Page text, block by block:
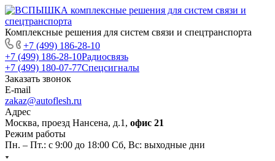
Комплексные решения для систем связи и спецтранспорта
+7 (499) 186-28-10
+7 (499) 186-28-10Радиосвязь
+7 (499) 180-07-77Спецсигналы
Заказать звонок
E-mail
zakaz@autoflesh.ru
Адрес
Москва, проезд Нансена, д.1, офис 21
Режим работы
Пн. – Пт.: с 9:00 до 18:00 Cб, Вс: выходные дни